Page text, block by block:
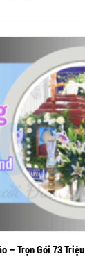
– Trọn Gói 73 Triệu